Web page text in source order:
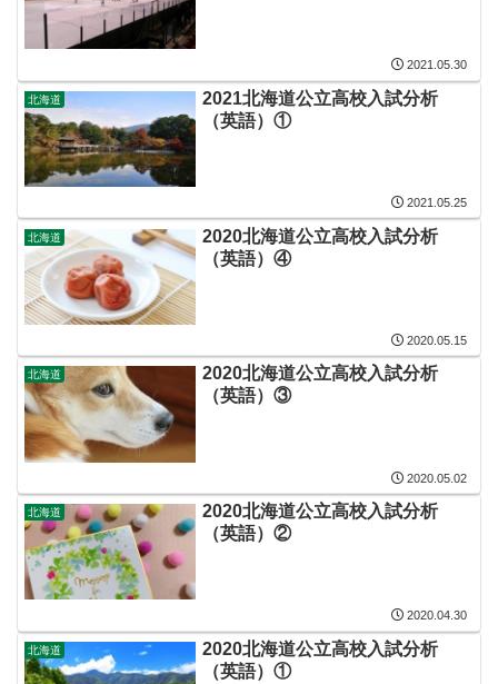
2021.05.30
北海道
2021北海道公立高校入試分析
（英語）①
2021.05.25
北海道
2020北海道公立高校入試分析
（英語）④
2020.05.15
北海道
2020北海道公立高校入試分析
（英語）③
2020.05.02
北海道
2020北海道公立高校入試分析
（英語）②
2020.04.30
北海道
2020北海道公立高校入試分析
（英語）①